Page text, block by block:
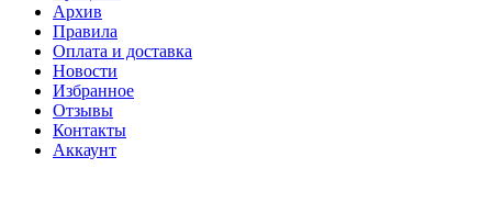
Архив
Правила
Оплата и доставка
Новости
Избранное
Отзывы
Контакты
Аккаунт